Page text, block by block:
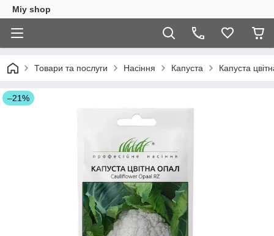
Miy shop
Товари та послуги Насіння Капуста Капуста
–21%